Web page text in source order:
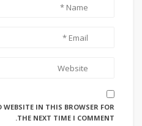
WEBSITE IN THIS BROWSER FOR
THE NEXT TIME I COMMENT.